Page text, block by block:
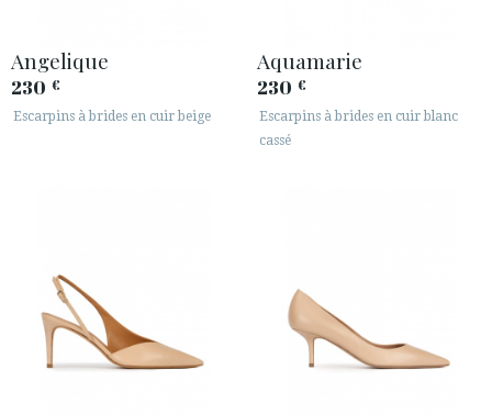
Angelique
230 €
Escarpins à brides en cuir beige
Aquamarie
230 €
Escarpins à brides en cuir blanc
cassé